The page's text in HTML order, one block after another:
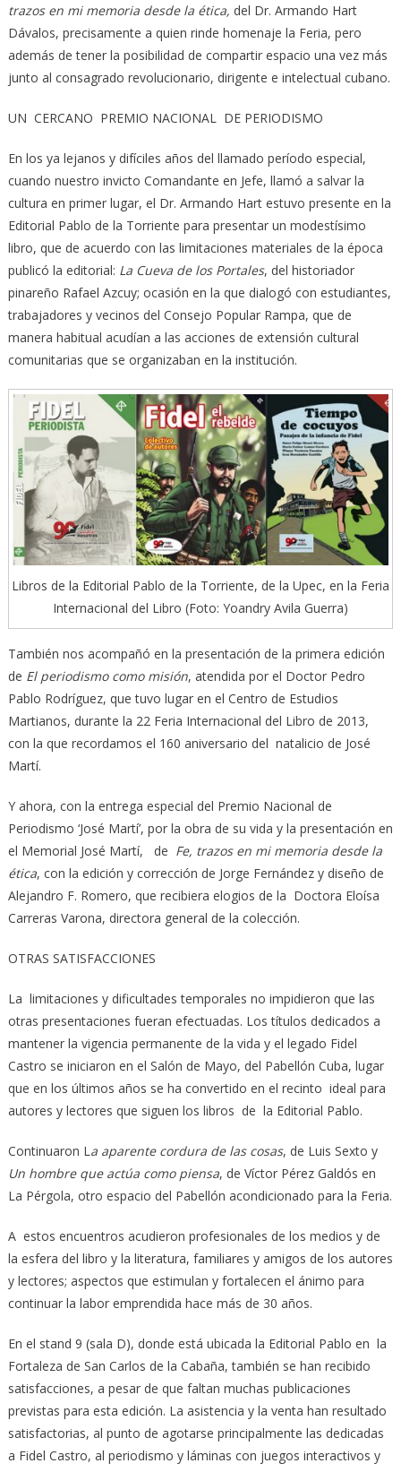
trazos en mi memoria desde la ética, del Dr. Armando Hart
Dávalos, precisamente a quien rinde homenaje la Feria, pero
además de tener la posibilidad de compartir espacio una vez más
junto al consagrado revolucionario, dirigente e intelectual cubano.
UN CERCANO PREMIO NACIONAL DE PERIODISMO
En los ya lejanos y difíciles años del llamado período especial,
cuando nuestro invicto Comandante en Jefe, llamó a salvar la
cultura en primer lugar, el Dr. Armando Hart estuvo presente en la
Editorial Pablo de la Torriente para presentar un modestísimo
libro, que de acuerdo con las limitaciones materiales de la época
publicó la editorial: La Cueva de los Portales, del historiador
pinareño Rafael Azcuy; ocasión en la que dialogó con estudiantes,
trabajadores y vecinos del Consejo Popular Rampa, que de
manera habitual acudían a las acciones de extensión cultural
comunitarias que se organizaban en la institución.
Libros de la Editorial Pablo de la Torriente, de la Upec, en la Feria
Internacional del Libro (Foto: Yoandry Avila Guerra)
También nos acompañó en la presentación de la primera edición
de El periodismo como misión, atendida por el Doctor Pedro
Pablo Rodríguez, que tuvo lugar en el Centro de Estudios
Martianos, durante la 22 Feria Internacional del Libro de 2013,
con la que recordamos el 160 aniversario del natalicio de José
Martí.
Y ahora, con la entrega especial del Premio Nacional de
Periodismo ‘José Martí’, por la obra de su vida y la presentación en
el Memorial José Martí, de Fe, trazos en mi memoria desde la
ética, con la edición y corrección de Jorge Fernández y diseño de
Alejandro F. Romero, que recibiera elogios de la Doctora Eloísa
Carreras Varona, directora general de la colección.
OTRAS SATISFACCIONES
La limitaciones y dificultades temporales no impidieron que las
otras presentaciones fueran efectuadas. Los títulos dedicados a
mantener la vigencia permanente de la vida y el legado Fidel
Castro se iniciaron en el Salón de Mayo, del Pabellón Cuba, lugar
que en los últimos años se ha convertido en el recinto ideal para
autores y lectores que siguen los libros de la Editorial Pablo.
Continuaron La aparente cordura de las cosas, de Luis Sexto y
Un hombre que actúa como piensa, de Víctor Pérez Galdós en
La Pérgola, otro espacio del Pabellón acondicionado para la Feria.
A estos encuentros acudieron profesionales de los medios y de
la esfera del libro y la literatura, familiares y amigos de los autores
y lectores; aspectos que estimulan y fortalecen el ánimo para
continuar la labor emprendida hace más de 30 años.
En el stand 9 (sala D), donde está ubicada la Editorial Pablo en la
Fortaleza de San Carlos de la Cabaña, también se han recibido
satisfacciones, a pesar de que faltan muchas publicaciones
previstas para esta edición. La asistencia y la venta han resultado
satisfactorias, al punto de agotarse principalmente las dedicadas
a Fidel Castro, al periodismo y láminas con juegos interactivos y